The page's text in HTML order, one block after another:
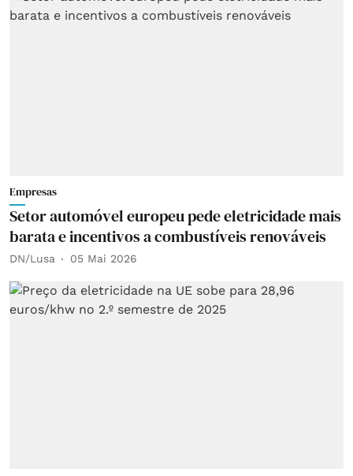
Empresas
Setor automóvel europeu pede eletricidade mais
barata e incentivos a combustíveis renováveis
DN/Lusa 05 Mai 2026